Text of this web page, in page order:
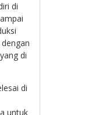
di
di
di
untuk